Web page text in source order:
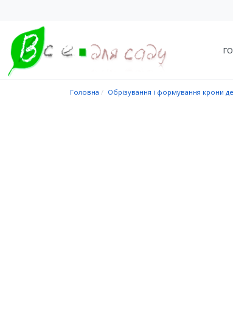
Головна Обрізування і формування крони